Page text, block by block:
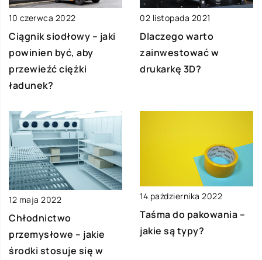
10 czerwca 2022
Ciągnik siodłowy – jaki
powinien być, aby
przewieźć ciężki
ładunek?
02 listopada 2021
Dlaczego warto
zainwestować w
drukarkę 3D?
12 maja 2022
Chłodnictwo
przemysłowe – jakie
środki stosuje się w
14 października 2022
Taśma do pakowania –
jakie są typy?